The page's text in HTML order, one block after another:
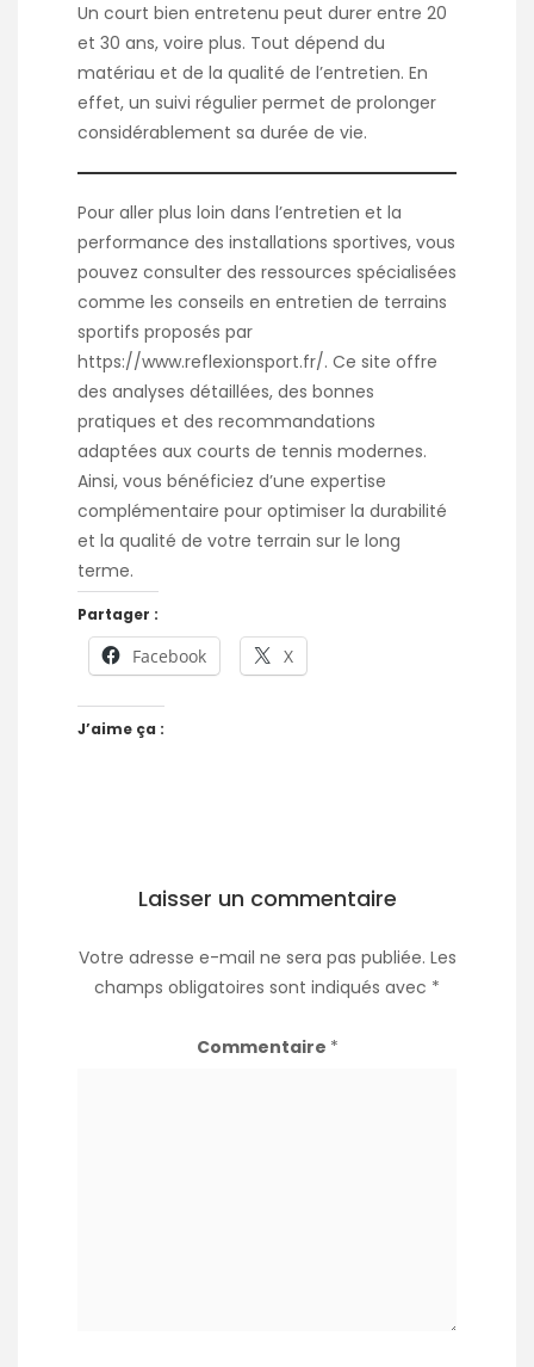
Un court bien entretenu peut durer entre 20
et 30 ans, voire plus. Tout dépend du
matériau et de la qualité de l’entretien. En
effet, un suivi régulier permet de prolonger
considérablement sa durée de vie.
Pour aller plus loin dans l’entretien et la
performance des installations sportives, vous
pouvez consulter des ressources spécialisées
comme les conseils en entretien de terrains
sportifs proposés par
https://www.reflexionsport.fr/. Ce site offre
des analyses détaillées, des bonnes
pratiques et des recommandations
adaptées aux courts de tennis modernes.
Ainsi, vous bénéficiez d’une expertise
complémentaire pour optimiser la durabilité
et la qualité de votre terrain sur le long
terme.
Partager :
Facebook X
J’aime ça :
Laisser un commentaire
Votre adresse e-mail ne sera pas publiée. Les
champs obligatoires sont indiqués avec *
Commentaire *